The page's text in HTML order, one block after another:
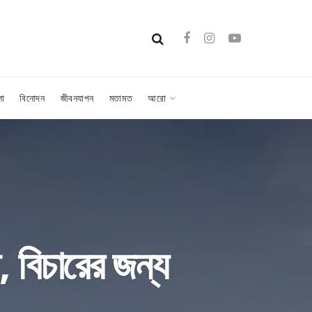
বিনোদন জীবনযাপন মতামত আরো
বিচারের জন্য